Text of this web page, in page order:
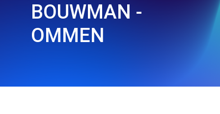
BOUWMAN -
OMMEN